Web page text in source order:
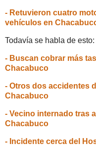
- Retuvieron cuatro
vehículos en
Todavía se habla de esto:
- Buscan cobrar más
Chacabuco
- Otros dos accidentes
Chacabuco
- Vecino internado tras
Chacabuco
- Incidente cerca del